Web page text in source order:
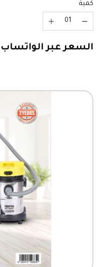
كمية
السعر عبر الواتساب